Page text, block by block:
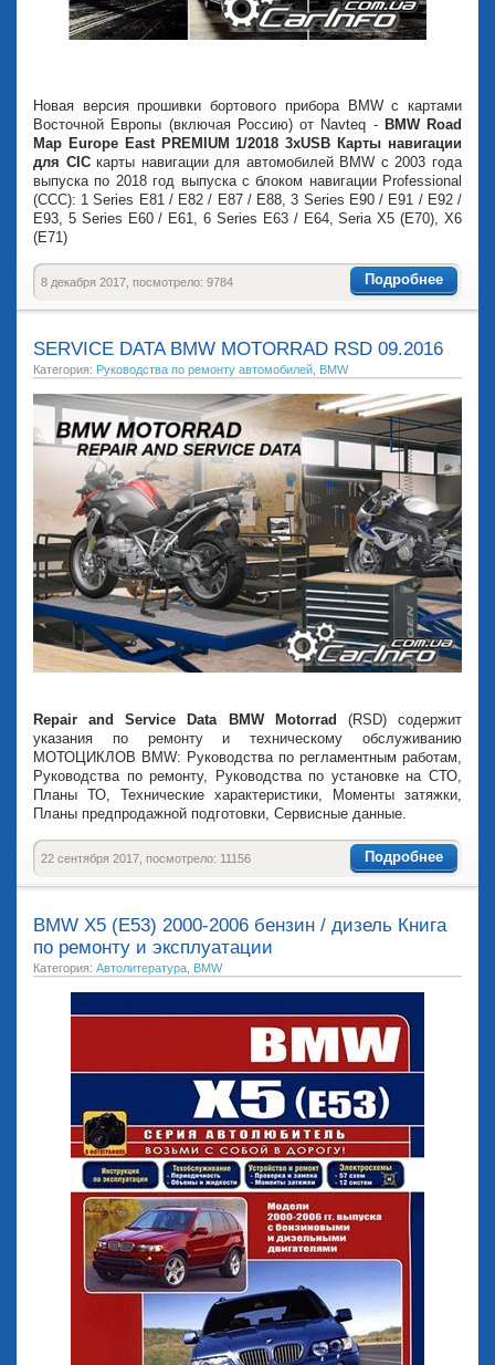
Новая версия прошивки бортового прибора BMW с картами
Восточной Европы (включая Россию) от Navteq -BMW Road
Map Europe East PREMIUM 1/2018 3xUSB Карты навигации
для CICкарты навигации для автомобилей BMW с 2003 года
выпуска по 2018 год выпуска с блоком навигации Professional
(CCC): 1 Series E81 / E82 / E87 / E88, 3 Series E90 / E91 / E92 /
E93, 5 Series E60 / E61, 6 Series E63 / E64, Seria X5 (E70), X6
(Е71)
Подробнее
8 декабря 2017, посмотрело: 9784
SERVICE DATA BMW MOTORRAD RSD 09.2016
Категория: Руководства по ремонту автомобилей BMW
Repair and Service Data BMW Motorrad
(RSD) содержит
указания по ремонту и техническому обслуживанию
МОТОЦИКЛОВ BMW: Руководства по регламентным работам,
Руководства по ремонту, Руководства по установке на СТО,
Планы ТО, Технические характеристики, Моменты затяжки,
Планы предпродажной подготовки, Сервисные данные.
Подробнее
22 сентября 2017, посмотрело: 11156
BMW X5 (E53) 2000-2006 бензин / дизель Книга
по ремонту и эксплуатации
Категория: Автолитература BMW